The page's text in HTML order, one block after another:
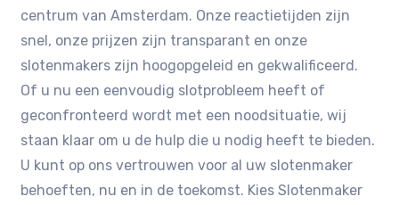
centrum van Amsterdam.​ Onze reactietijden zijn
snel‚ onze prijzen zijn transparant en onze
slotenmakers zijn hoogopgeleid en gekwalificeerd.
Of u nu een eenvoudig slotprobleem heeft of
geconfronteerd wordt met een noodsituatie‚ wij
staan klaar om u de hulp die u nodig heeft te bieden.
U kunt op ons vertrouwen voor al uw slotenmaker
behoeften‚ nu en in de toekomst.​ Kies Slotenmaker